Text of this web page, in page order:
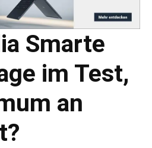
Smarte
im Test,
an